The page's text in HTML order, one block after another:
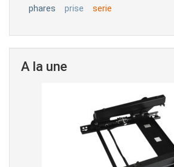
phares prise serie
A la une